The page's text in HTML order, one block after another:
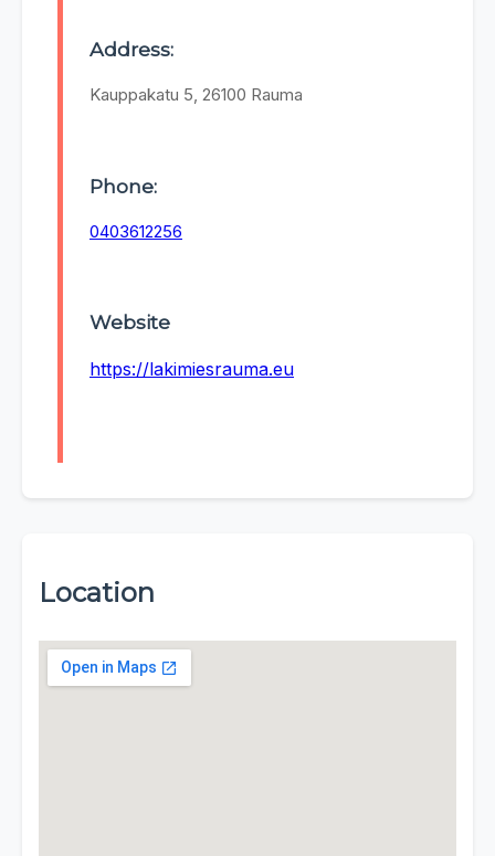
Address:
Kauppakatu 5, 26100 Rauma
Phone:
0403612256
Website
https://lakimiesrauma.eu
Location